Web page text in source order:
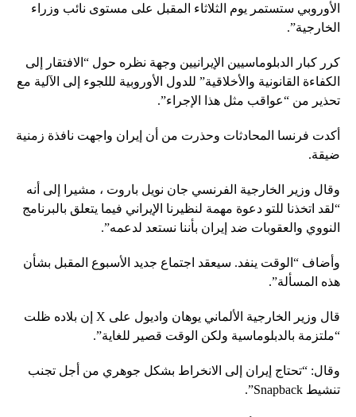
الأوروبي ستستمر يوم الثلاثاء المقبل على مستوى نائب وزراء
الخارجية”.
كرر كبار الدبلوماسيين الإيرانيين وجهة نظره حول “الافتقار إلى
الكفاءة القانونية والأخلاقية” للدول الأوروبية لللجوء إلى الآلية مع
تحذير من “عواقب مثل هذا الإجراء”.
أكدت فرنسا المحادثات وحذرت من أن إيران واجهت نافذة زمنية
ضيقة.
وقال وزير الخارجية الفرنسي جان نويل باروت ، مشيرا إلى أنه
“لقد اتخذنا للتو دعوة مهمة لنظيرنا الإيراني فيما يتعلق بالبرنامج
النووي والعقوبات ضد إيران بأننا نستعد لدعمه”.
وأضاف “الوقت ينفد. سيعقد اجتماع جديد الأسبوع المقبل بشأن
هذه المسألة”.
قال وزير الخارجية الألماني يوهان واديول على X إن بلاده ظلت
“ملتزمة بالدبلوماسية ولكن الوقت قصير للغاية”.
وقال: “تحتاج إيران إلى الانخراط بشكل جوهري من أجل تجنب
تنشيط Snapback”.